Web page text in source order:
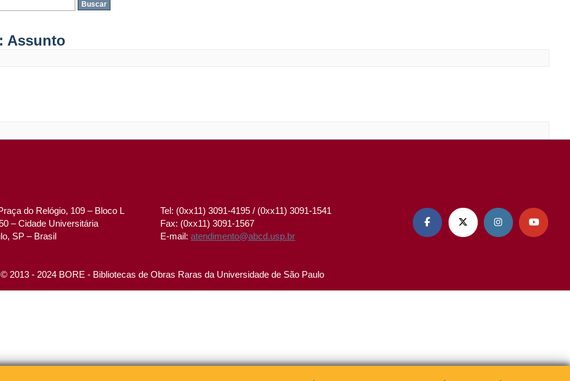
Assunto
do Relógio, 109 – Bloco L
– Cidade Universitária
SP – Brasil
Tel: (0xx11) 3091-4195 / (0xx11) 3091-1541
Fax: (0xx11) 3091-1567
E-mail:atendimento@abcd.usp.br
   
© 2013 - 2024 BORE - Bibliotecas de Obras Raras da Universidade de São Paulo